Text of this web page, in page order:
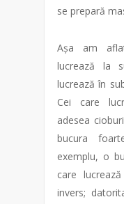
se prepară
Așa am
lucrează la
lucrează în
Cei care
adesea
bucura
exemplu, o
care
invers;